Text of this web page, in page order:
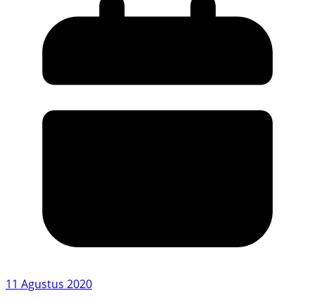
11 Agustus 2020